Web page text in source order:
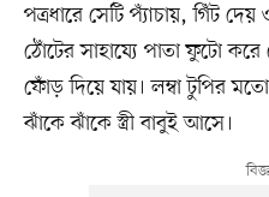
পত্রধারে সেটি প্যাঁচায়, গিঁট
ঠোঁটের সাহায্যে পাতা ফুটো
ফোঁড় দিয়ে যায়। লম্বা টুপির
ঝাঁকে ঝাঁকে স্ত্রী বাবুই আসে।